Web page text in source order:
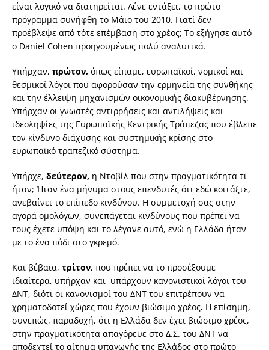
είναι λογικό να διατηρείται. Λένε εντάξει, το πρώτο
πρόγραμμα συνήφθη το Μάιο του 2010. Γιατί δεν
προέβλεψε από τότε επέμβαση στο χρέος; Το εξήγησε αυτό
ο Daniel Cohen προηγουμένως πολύ αναλυτικά.
Υπήρχαν, πρώτον, όπως είπαμε, ευρωπαϊκοί, νομικοί και
θεσμικοί λόγοι που αφορούσαν την ερμηνεία της συνθήκης
και την έλλειψη μηχανισμών οικονομικής διακυβέρνησης.
Υπήρχαν οι γνωστές αντιρρήσεις και αντιλήψεις και
ιδεοληψίες της Ευρωπαϊκής Κεντρικής Τράπεζας που έβλεπε
τον κίνδυνο διάχυσης και συστημικής κρίσης στο
ευρωπαϊκό τραπεζικό σύστημα.
Υπήρχε, δεύτερον, η Ντοβίλ που στην πραγματικότητα τι
ήταν; Ήταν ένα μήνυμα στους επενδυτές ότι εδώ κοιτάξτε,
ανεβαίνει το επίπεδο κινδύνου. Η συμμετοχή σας στην
αγορά ομολόγων, συνεπάγεται κινδύνους που πρέπει να
τους έχετε υπόψη και το λέγανε αυτό, ενώ η Ελλάδα ήταν
με το ένα πόδι στο γκρεμό.
Και βέβαια, τρίτον, που πρέπει να το προσέξουμε
ιδιαίτερα, υπήρχαν και υπάρχουν κανονιστικοί λόγοι του
ΔΝΤ, διότι οι κανονισμοί του ΔΝΤ του επιτρέπουν να
χρηματοδοτεί χώρες που έχουν βιώσιμο χρέος. Η επίσημη,
συνεπώς, παραδοχή, ότι η Ελλάδα δεν έχει βιώσιμο χρέος,
στην πραγματικότητα απαγόρευε στο Δ.Σ. του ΔΝΤ να
αποδεχτεί το αίτημα υπαγωγής της Ελλάδος στο πρώτο –